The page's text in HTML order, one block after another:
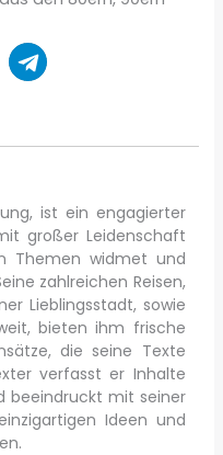
ist ein engagierter
großer Leidenschaft
Themen widmet und
zahlreichen Reisen,
Lieblingsstadt, sowie
bieten ihm frische
die seine Texte
verfasst er Inhalte
beeindruckt mit seiner
Ideen und